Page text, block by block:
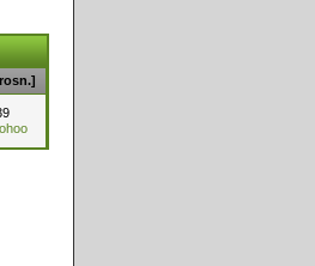
rosn.]